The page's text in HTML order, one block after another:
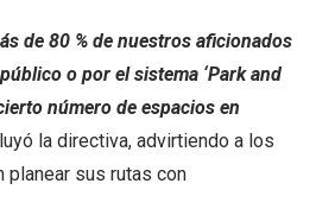
de 80 % de nuestros aficionados
o por el sistema ‘Park and
número de espacios en
la directiva, advirtiendo a los
sus rutas con